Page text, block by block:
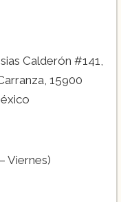
Calderón #141,
15900
Viernes)